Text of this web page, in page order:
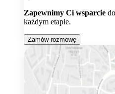
Zapewnimy Ci wsparcie
każdym etapie.
Zamów rozmowę